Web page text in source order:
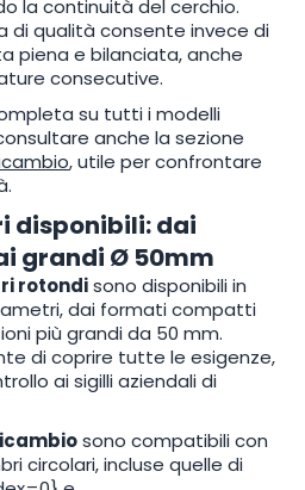
la continuità del cerchio.
di qualità consente invece di
piena e bilanciata, anche
consecutive.
su tutti i modelli
anche la sezione
, utile per confrontare
disponibili: dai
grandi Ø 50mm
rotondisono disponibili in
dai formati compatti
più grandi da 50 mm.
di coprire tutte le esigenze,
ai sigilli aziendali di
sono compatibili con
circolari, incluse quelle di